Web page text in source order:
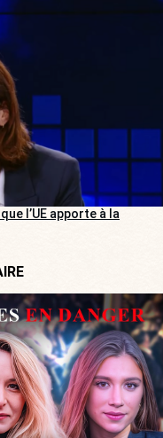
l’UE apporte à la